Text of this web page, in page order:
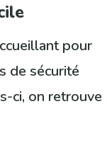
pour
de sécurité
ci, on retrouve